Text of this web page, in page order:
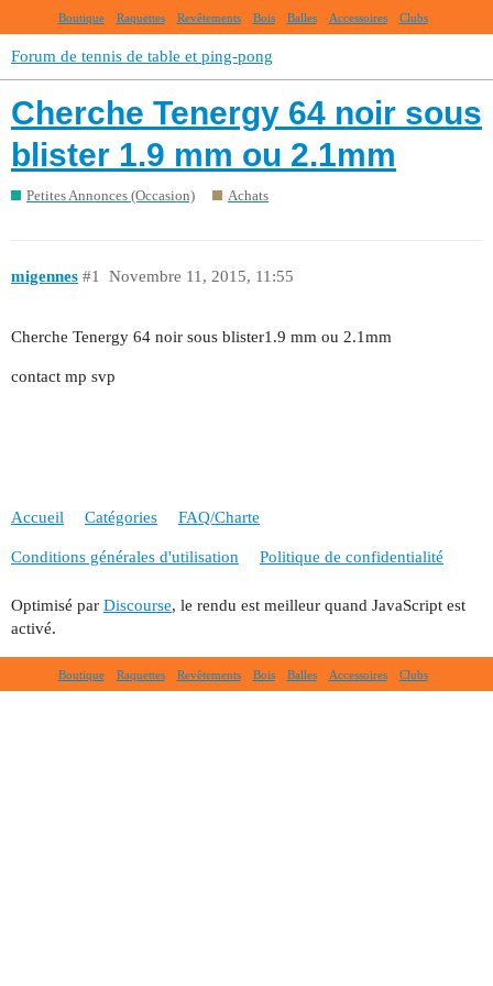
Boutique Raquettes Revêtements Bois Balles Accessoires Clubs
Forum de tennis de table et ping-pong
Cherche Tenergy 64 noir sous
blister 1.9 mm ou 2.1mm
Petites Annonces (Occasion) Achats
migennes Novembre 11, 2015, 11:55
#1
Cherche Tenergy 64 noir sous blister1.9 mm ou 2.1mm
contact mp svp
Accueil Catégories FAQ/Charte
Conditions générales d'utilisation Politique de confidentialité
Optimisé par Discourse, le rendu est meilleur quand JavaScript est
activé.
Boutique Raquettes Revêtements Bois Balles Accessoires Clubs